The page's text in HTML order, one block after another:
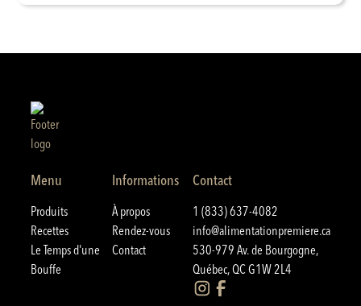
Menu
Produits
Recettes
Le Temps d'une
Bouffe
Informations
À propos
Rendez-vous
Contact
Contact
1 (833) 637-4082
info@alimentationpremiere.ca
530-979 Av. de Bourgogne,
Québec, QC G1W 2L4